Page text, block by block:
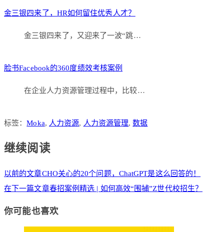
金三银四来了，HR如何留住优秀人才？
金三银四来了，又迎来了一波“跳…
脸书Facebook的360度绩效考核案例
在企业人力资源管理过程中，比较…
标签：Moka, 人力资源, 人力资源管理,数据
继续阅读
以前的文章CHO关心的20个问题，ChatGPT是这么回答的！
在下一篇文章春招案例精选 | 如何高效“围捕”Z世代校招生？
你可能也喜欢